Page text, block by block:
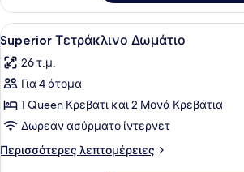
Δίκλινο
Δωμάτιο
(Double
Twin)
Προβολή
όλων
των
φωτογραφιών
για
Superior
Τετράκλινο
Δωμάτιο
Ένα
5
Superior Τετράκλινο Δωμάτιο
26 τ.μ.
Για 4 άτομα
1 Queen Κρεβάτι και 2 Μονά Κρεβάτια
Δωρεάν ασύρματο ίντερνετ
Περισσότερες λεπτομέρειες
Περισσότερες